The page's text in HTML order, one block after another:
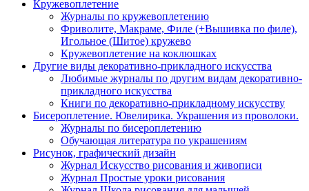
Кружевоплетение
Журналы по кружевоплетению
Фриволите, Макраме, Филе (+Вышивка по филе),
Игольное (Шитое) кружево
Кружевоплетение на коклюшках
Другие виды декоративно-прикладного искусства
Любимые журналы по другим видам декоративно-
прикладного искусства
Книги по декоративно-прикладному искусству
Бисероплетение. Ювелирика. Украшения из проволоки.
Журналы по бисероплетению
Обучающая литература по украшениям
Рисунок, графический дизайн
Журнал Искусство рисования и живописи
Журнал Простые уроки рисования